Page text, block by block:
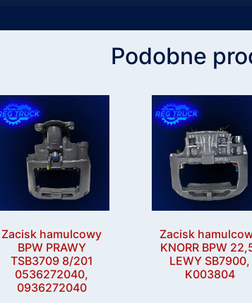
Podobne
Zacisk hamulcowy
BPW PRAWY
TSB3709 8/201
0536272040,
0936272040
Zacisk
KNORR BPW
LEWY SB7900,
K003804